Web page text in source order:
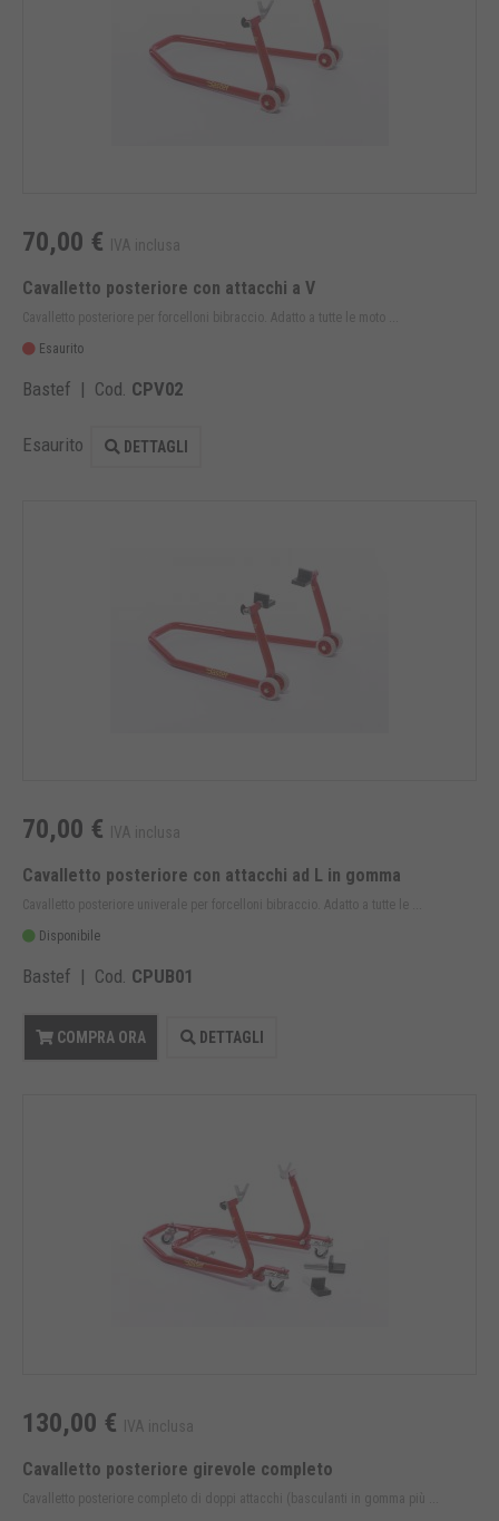
70,00 € IVA inclusa
Cavalletto posteriore con attacchi a V
Cavalletto posteriore per forcelloni bibraccio. Adatto a tutte le moto ...
Esaurito
Bastef | Cod. CPV02
Esaurito DETTAGLI
70,00 € IVA inclusa
Cavalletto posteriore con attacchi ad L in gomma
Cavalletto posteriore univerale per forcelloni bibraccio. Adatto a tutte le ...
Disponibile
Bastef | Cod. CPUB01
COMPRA ORA DETTAGLI
130,00 € IVA inclusa
Cavalletto posteriore girevole completo
Cavalletto posteriore completo di doppi attacchi (basculanti in gomma più ...